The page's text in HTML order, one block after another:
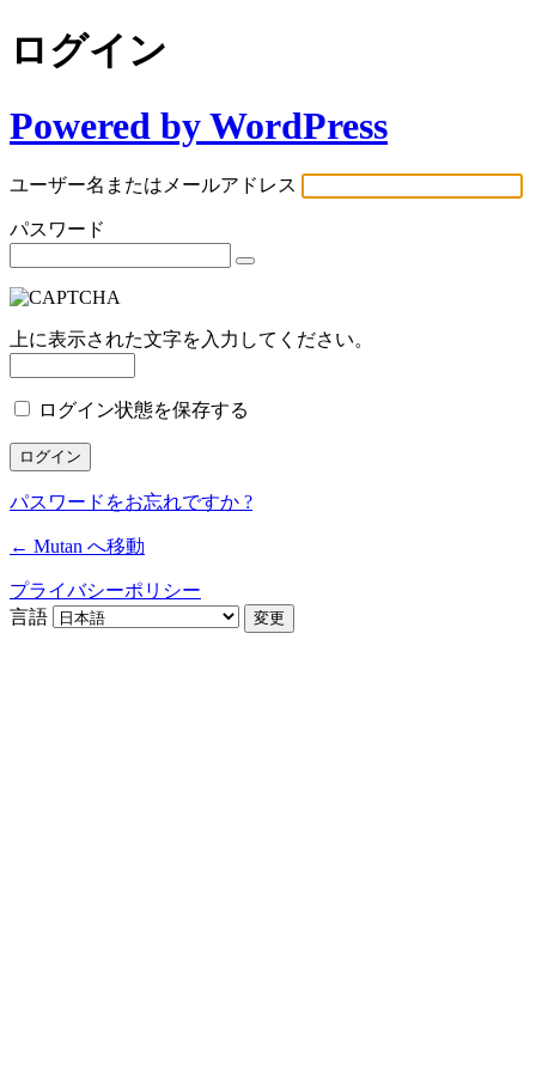
ログイン
Powered by WordPress
ユーザー名またはメールアドレス
パスワード
上に表示された文字を入力してください。
ログイン状態を保存する
パスワードをお忘れですか ?
← Mutan へ移動
プライバシーポリシー
言語